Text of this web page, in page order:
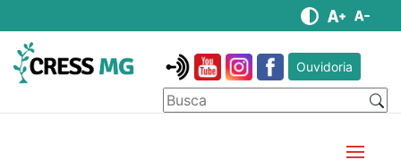
Ouvidoria